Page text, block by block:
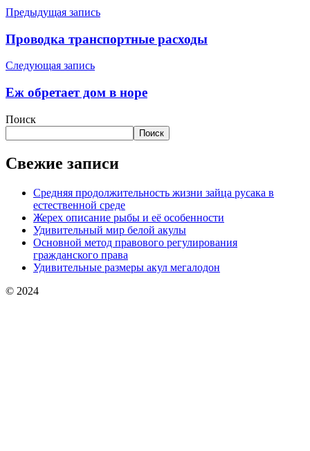
Предыдущая запись
Проводка транспортные расходы
Следующая запись
Еж обретает дом в норе
Поиск
Поиск
Свежие записи
Средняя продолжительность жизни зайца русака в
естественной среде
Жерех описание рыбы и её особенности
Удивительный мир белой акулы
Основной метод правового регулирования
гражданского права
Удивительные размеры акул мегалодон
© 2024